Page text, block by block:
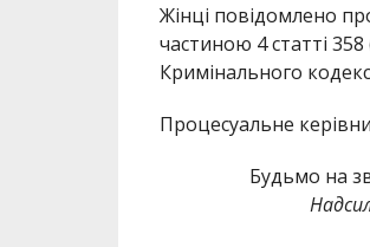
Жінці повідомлено
частиною 4 статті
Кримінального
Процесуальне
Будьмо на